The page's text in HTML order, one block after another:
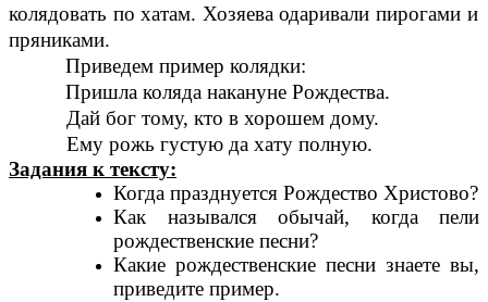
колядовать по хатам. Хозяева одаривали пирогами и
пряниками.
Приведем пример колядки:
Пришла коляда накануне Рождества.
Дай бог тому, кто в хорошем дому.
Ему рожь густую да хату полную.
Задания к тексту:
Когда празднуется Рождество Христово?
Как назывался обычай, когда пели
рождественские песни?
Какие рождественские песни знаете вы,
приведите пример.